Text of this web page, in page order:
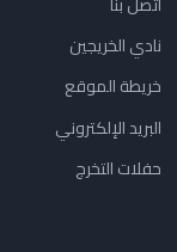
نادي الخريجين
خريطة الموقع
البريد الإلكتروني
حفلات التخرج